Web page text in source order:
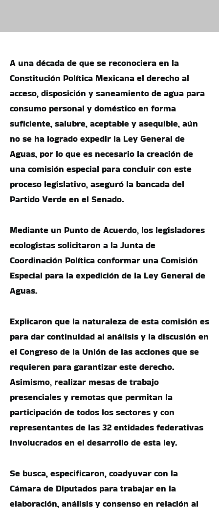
A una década de que se reconociera en la
Constitución Política Mexicana el derecho al
acceso, disposición y saneamiento de agua para
consumo personal y doméstico en forma
suficiente, salubre, aceptable y asequible, aún
no se ha logrado expedir la Ley General de
Aguas, por lo que es necesario la creación de
una comisión especial para concluir con este
proceso legislativo, aseguró la bancada del
Partido Verde en el Senado.
Mediante un Punto de Acuerdo, los legisladores
ecologistas solicitaron a la Junta de
Coordinación Política conformar una Comisión
Especial para la expedición de la Ley General de
Aguas.
Explicaron que la naturaleza de esta comisión es
para dar continuidad al análisis y la discusión en
el Congreso de la Unión de las acciones que se
requieren para garantizar este derecho.
Asimismo, realizar mesas de trabajo
presenciales y remotas que permitan la
participación de todos los sectores y con
representantes de las 32 entidades federativas
involucrados en el desarrollo de esta ley.
Se busca, especificaron, coadyuvar con la
Cámara de Diputados para trabajar en la
elaboración, análisis y consenso en relación al